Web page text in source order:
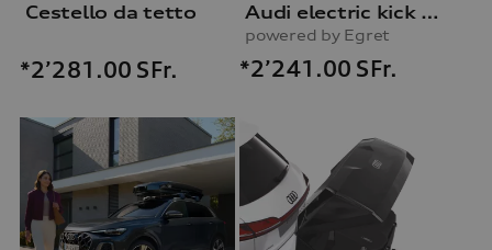
Cestello da tetto
*2’281.00 SFr.
Audi electric kick scooter
powered by Egret
*2’241.00 SFr.